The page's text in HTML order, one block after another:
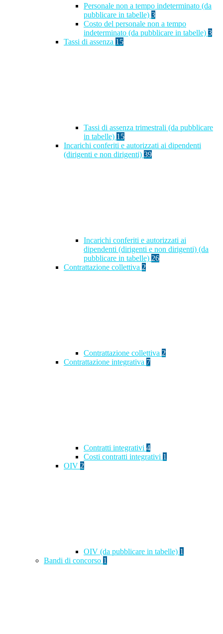
Personale non a tempo indeterminato (da
pubblicare in tabelle) 3
Costo del personale non a tempo
indeterminato (da pubblicare in tabelle) 3
Tassi di assenza 15
Tassi di assenza trimestrali (da pubblicare
in tabelle) 15
Incarichi conferiti e autorizzati ai dipendenti
(dirigenti e non dirigenti) 39
Incarichi conferiti e autorizzati ai
dipendenti (dirigenti e non dirigenti) (da
pubblicare in tabelle) 26
Contrattazione collettiva 2
Contrattazione collettiva 2
Contrattazione integrativa 7
Contratti integrativi 4
Costi contratti integrativi 1
OIV 2
OIV (da pubblicare in tabelle) 1
Bandi di concorso 1